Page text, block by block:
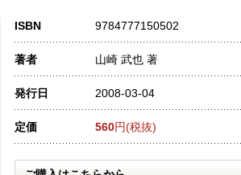
ISBN 9784777150502
著者 山崎 武也 著
発行日 2008-03-04
定価 560円(税抜)